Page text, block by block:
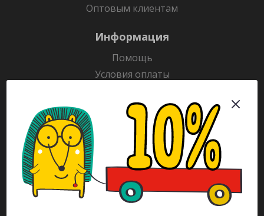
Оптовым клиентам
Информация
Помощь
Условия оплаты
Гарантия на товар
Раскраски
Рекламодателям
Каталог
Будьте всегда в курсе!